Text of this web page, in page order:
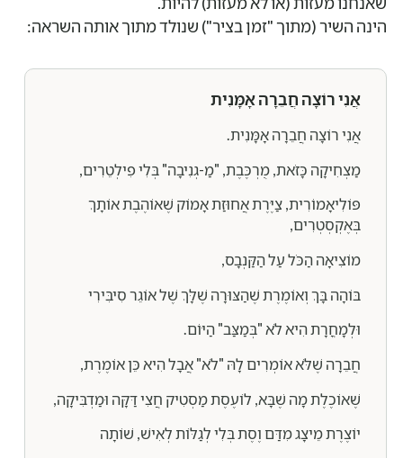
הינה השיר (מתוך "זמן בציר") שנולד מתוך אותה השראה:
אֲנִי רוֹצָה חֲבֵרָה אָמָּנִית
אֲנִי רוֹצָה חֲבֵרָה אָמָּנִית.
מַצְחִיקָה כָּזֹאת, מֻרְכֶּבֶת, "מַ-גְנִיבָה" בְּלִי פִילְטֵרִים,
פּוֹלִיאָמוֹרִית, צַיֶּרֶת אֲחוּזַת אָמוֹק שֶׁאוֹהֶבֶת אוֹתָךְ
בְּאֶקְסְטְרִים,
מוֹצִיאָה הַכֹּל עַל הַקַּנְבָס,
בּוֹהָה בָּךְ וְאוֹמֶרֶת שֶׁהַצּוּרָה שֶׁלָּךְ שֶׁל אוֹגֵר סִיבִּירִי
וּלְמָחֳרָת הִיא לֹא "בְּמַצַּב" הַיּוֹם.
חֲבֵרָה שֶׁלֹּא אוֹמְרִים לָהּ "לֹא" אֲבָל הִיא כֵּן אוֹמֶרֶת,
שֶׁאוֹכֶלֶת מָה שֶׁבָּא, לוֹעֶסֶת מַסְטִיק חֲצִי דַּקָּה וּמַדְבִּיקָה,
יוֹצֶרֶת מֵיצָג מִדַּם וֶסֶת בְּלִי לְגַלּוֹת לְאִישׁ, שׁוֹתָה